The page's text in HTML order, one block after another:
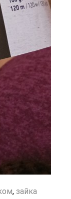
, зайка